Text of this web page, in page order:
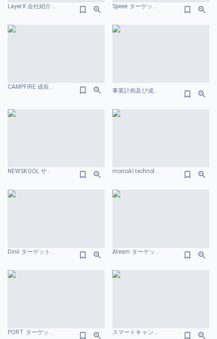
LayerX 会社紹介資料 ターゲット市場のスライドデザイン Speee ターゲット市場のスライドデザイン
CAMPFIRE 成長を表すスライドデザイン
事業計画及び成⻑可能性に関する事項 AnyMind Group 株式会社 2026年3⽉ 市場規模のスライドデザイン
NEWSKOOL サービス紹介資料 ターゲット市場のスライドデザイン monoAI technology ir資料 ターゲット市場のスライドデザイン
Dinii ターゲット市場2のスライドデザイン Ateam ターゲット市場2のスライドデザイン
PORT ターゲット市場のスライドデザイン スマートキャンプ 会社紹介資料 ターゲット市場のスライドデザイン